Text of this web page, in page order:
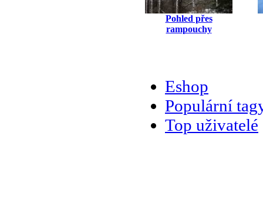
Pohled přes
rampouchy
Eshop
Populární
Top uživatelé